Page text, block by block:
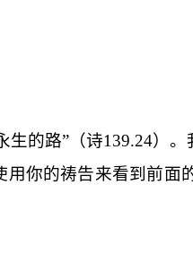
生的路”（诗139.24）。
你的祷告来看到前